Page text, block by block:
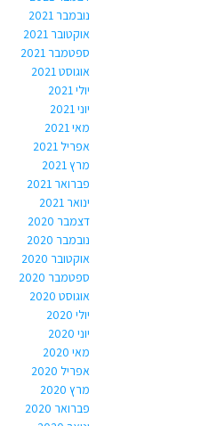
נובמבר 2021
אוקטובר 2021
ספטמבר 2021
אוגוסט 2021
יולי 2021
יוני 2021
מאי 2021
אפריל 2021
מרץ 2021
פברואר 2021
ינואר 2021
דצמבר 2020
נובמבר 2020
אוקטובר 2020
ספטמבר 2020
אוגוסט 2020
יולי 2020
יוני 2020
מאי 2020
אפריל 2020
מרץ 2020
פברואר 2020